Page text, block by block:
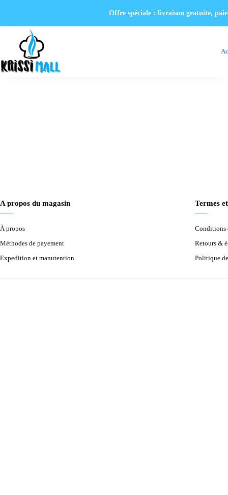
Offre spéciale : livraison gratuite,
A propos du magasin
À propos
Méthodes de payement
Expedition et manutention
Termes
Conditions
Retours &
Politique